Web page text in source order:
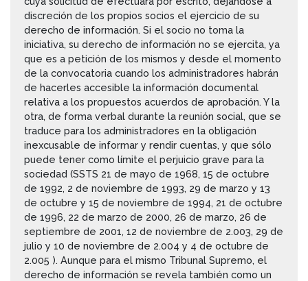
discreción de los propios socios el ejercicio de su
derecho de información. Si el socio no toma la
iniciativa, su derecho de información no se ejercita, ya
que es a petición de los mismos y desde el momento
de la convocatoria cuando los administradores habrán
de hacerles accesible la información documental
relativa a los propuestos acuerdos de aprobación. Y la
otra, de forma verbal durante la reunión social, que se
traduce para los administradores en la obligación
inexcusable de informar y rendir cuentas, y que sólo
puede tener como límite el perjuicio grave para la
sociedad (SSTS 21 de mayo de 1968, 15 de octubre
de 1992, 2 de noviembre de 1993, 29 de marzo y 13
de octubre y 15 de noviembre de 1994, 21 de octubre
de 1996, 22 de marzo de 2000, 26 de marzo, 26 de
septiembre de 2001, 12 de noviembre de 2.003, 29 de
julio y 10 de noviembre de 2.004 y 4 de octubre de
2.005 ). Aunque para el mismo Tribunal Supremo, el
derecho de información se revela también como un